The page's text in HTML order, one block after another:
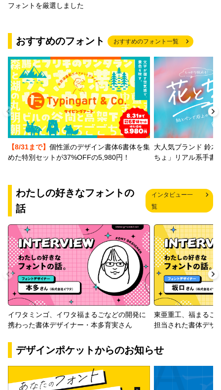
フォントを厳選しました
おすすめのフォント おすすめのフォント一覧
【8/31まで】 個性派のデザイン書体6書体を集
めた特別セットが37%OFFの5,980円！
大人気ブランド 鈴木
ちょ」リアル系手書
わたしの好きなフォントの
話
インタビュー一
覧
イワタミンゴ、イワタ福まるごなどの開発に
携わった書体デザイナー・本多育実さん
東亜重工、福まるご
担当された書体デザ
デザインポケットからのお知らせ